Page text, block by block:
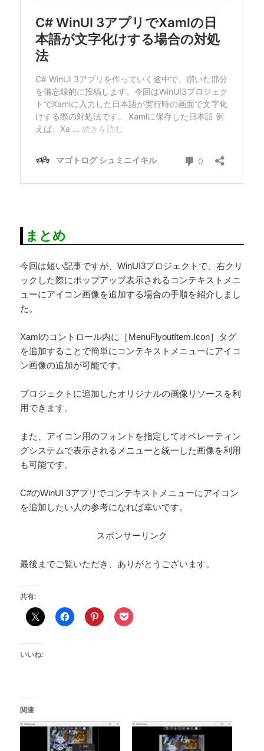
まとめ
今回は短い記事ですが、WinUI3プロジェクトで、右クリ
ックした際にポップアップ表示されるコンテキストメニ
ューにアイコン画像を追加する場合の手順を紹介しまし
た。
Xamlのコントロール内に［MenuFlyoutItem.Icon］タグ
を追加することで簡単にコンテキストメニューにアイコ
ン画像の追加が可能です。
プロジェクトに追加したオリジナルの画像リソースを利
用できます。
また、アイコン用のフォントを指定してオペレーティン
グシステムで表示されるメニューと統一した画像を利用
も可能です。
C#のWinUI 3アプリでコンテキストメニューにアイコン
を追加したい人の参考になれば幸いです。
スポンサーリンク
最後までご覧いただき、ありがとうございます。
共有:
いいね:
関連